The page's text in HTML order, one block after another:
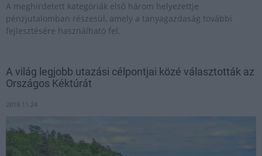
A meghirdetett kategóriák első három helyezettje
pénzjutalomban részesül, amely a tanyagazdaság további
fejlesztésére használható fel.
A világ legjobb utazási célpontjai közé választották az
Országos Kéktúrát
2019.11.24